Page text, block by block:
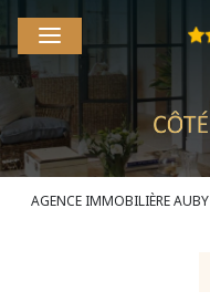
AGENCE IMMOBILIÈRE AUBY